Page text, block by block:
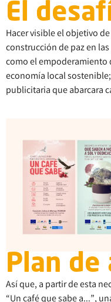
El
Hacer visible el objetivo
construcción de paz en
como el empoderamiento
economía local
publicitaria que abarcara
Plan de
Así que, a partir de esta